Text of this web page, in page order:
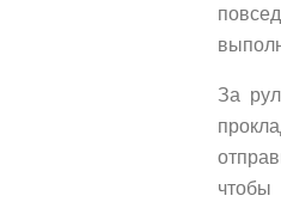
За